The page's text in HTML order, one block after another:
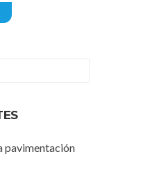
pavimentación